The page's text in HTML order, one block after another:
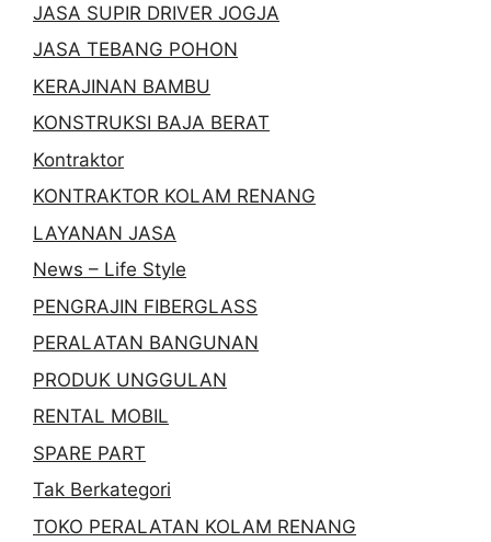
JASA SUPIR DRIVER JOGJA
JASA TEBANG POHON
KERAJINAN BAMBU
KONSTRUKSI BAJA BERAT
Kontraktor
KONTRAKTOR KOLAM RENANG
LAYANAN JASA
News – Life Style
PENGRAJIN FIBERGLASS
PERALATAN BANGUNAN
PRODUK UNGGULAN
RENTAL MOBIL
SPARE PART
Tak Berkategori
TOKO PERALATAN KOLAM RENANG